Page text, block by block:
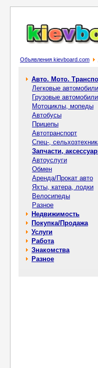
Объявления kievboard.com
Авто. Мото.
Легковые автомобили
Грузовые автомобили
Мотоциклы, мопеды
Автобусы
Прицепы
Автотранспорт
Спец-,
Запчасти,
Автоуслуги
Обмен
Аренда/Прокат авто
Яхты, катера, лодки
Велосипеды
Разное
Недвижимость
Покупка/Продажа
Услуги
Работа
Знакомства
Разное